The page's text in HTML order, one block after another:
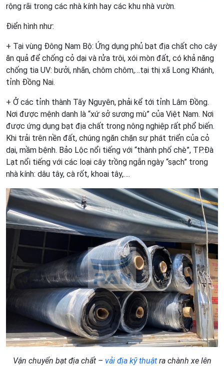
rộng rãi trong các nhà kính hay các khu nhà vườn.
Điển hình như:
+ Tại vùng Đông Nam Bộ: Ứng dụng phủ bạt địa chất cho cây
ăn quả để chống cỏ dại và rửa trôi, xói mòn đất, có khả năng
chống tia UV: bưởi, nhãn, chôm chôm,…tại thị xã Long Khánh,
tỉnh Đồng Nai.
+ Ở các tỉnh thành Tây Nguyên, phải kể tới tỉnh Lâm Đồng.
Nơi được mệnh danh là “xứ sở sương mù” của Việt Nam. Nơi
được ứng dụng bạt địa chất trong nông nghiệp rất phổ biến.
Khi trải trên nền đất, chúng ngăn chặn sự phát triển của cỏ
dại, mầm bệnh. Bảo Lộc nổi tiếng với “thành phố chè”, TP.Đà
Lạt nổi tiếng với các loại cây trồng ngắn ngày “sạch” trong
nhà kính: dâu tây, cà rốt, khoai tây,….
Vận chuyển bạt địa chất – vải địa kỹ thuậtra chành xe lên